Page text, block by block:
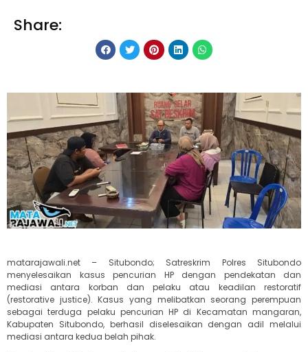
Share:
matarajawali.net – Situbondo; Satreskrim Polres Situbondo
menyelesaikan kasus pencurian HP dengan pendekatan dan
mediasi antara korban dan pelaku atau keadilan restoratif
(restorative justice). Kasus yang melibatkan seorang perempuan
sebagai terduga pelaku pencurian HP di Kecamatan mangaran,
Kabupaten Situbondo, berhasil diselesaikan dengan adil melalui
mediasi antara kedua belah pihak.